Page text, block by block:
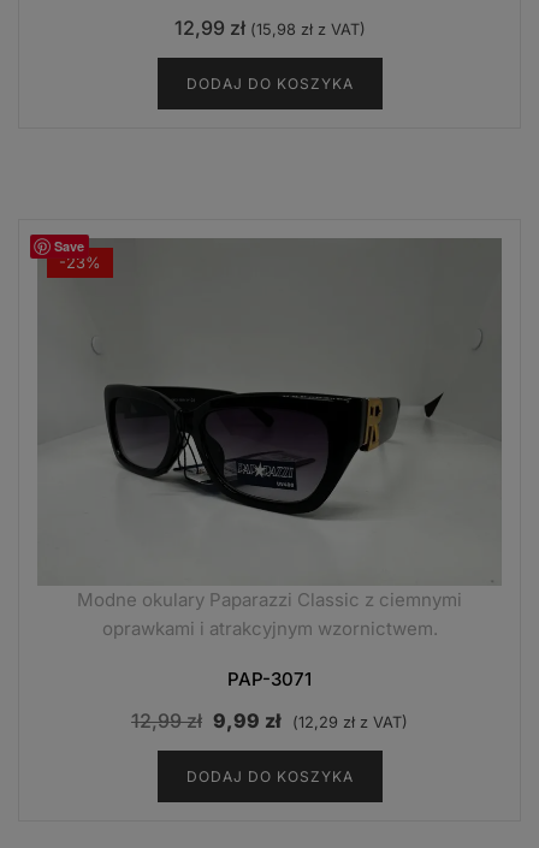
12,99 zł (15,98 złz VAT)
DODAJ DO KOSZYKA
Save
-23%
Modne okulary Paparazzi Classic z ciemnymi
oprawkami i atrakcyjnym wzornictwem.
PAP-3071
12,99zł Pierwotna
cena
wynosiła:
12,99 zł.
9,99 zł Aktualna
cena
wynosi:
9,99 zł.
(12,29 zł z VAT)
DODAJ DO KOSZYKA